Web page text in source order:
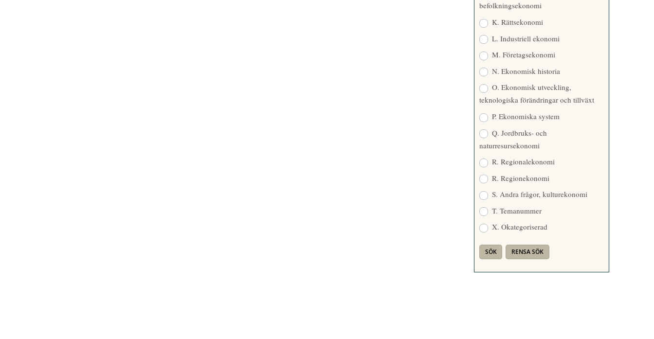
befolkningsekonomi
K. Rättsekonomi
L. Industriell ekonomi
M. Företagsekonomi
N. Ekonomisk historia
O. Ekonomisk utveckling,
teknologiska förändringar och tillväxt
P. Ekonomiska system
Q. Jordbruks- och
naturresursekonomi
R. Regionalekonomi
R. Regionekonomi
S. Andra frågor, kulturekonomi
T. Temanummer
X. Okategoriserad